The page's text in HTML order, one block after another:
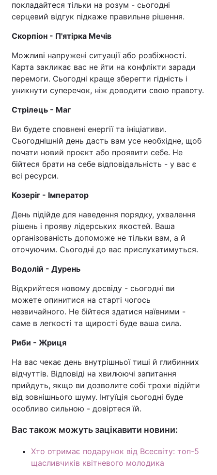
покладайтеся тільки на розум - сьогодні
серцевий відгук підкаже правильне рішення.
Скорпіон - П'ятірка Мечів
Можливі напружені ситуації або розбіжності.
Карта закликає вас не йти на конфлікти заради
перемоги. Сьогодні краще зберегти гідність і
уникнути суперечок, ніж доводити свою правоту.
Стрілець - Маг
Ви будете сповнені енергії та ініціативи.
Сьогоднішній день дасть вам усе необхідне, щоб
почати новий проєкт або проявити себе. Не
бійтеся брати на себе відповідальність - у вас є
всі ресурси.
Козеріг - Імператор
День підійде для наведення порядку, ухвалення
рішень і прояву лідерських якостей. Ваша
організованість допоможе не тільки вам, а й
оточуючим. Сьогодні до вас прислухатимуться.
Водолій - Дурень
Відкрийтеся новому досвіду - сьогодні ви
можете опинитися на старті чогось
незвичайного. Не бійтеся здатися наївними -
саме в легкості та щирості буде ваша сила.
Риби - Жриця
На вас чекає день внутрішньої тиші й глибинних
відчуттів. Відповіді на хвилюючі запитання
прийдуть, якщо ви дозволите собі трохи відійти
від зовнішнього шуму. Інтуїція сьогодні буде
особливо сильною - довіртеся їй.
Вас також можуть зацікавити новини:
Хто отримає подарунок від Всесвіту: топ-5
щасливчиків квітневого молодика